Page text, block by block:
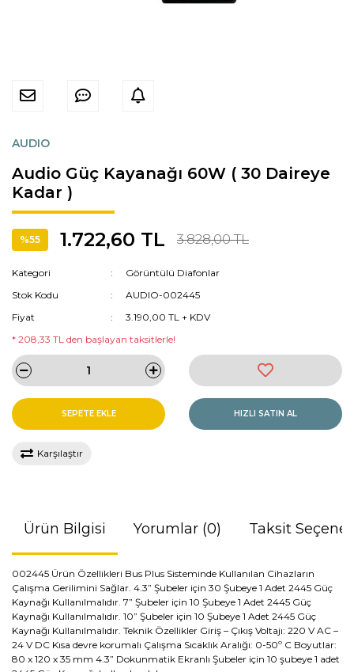
AUDIO
Audio Güç Kayanağı 60W ( 30 Daireye
Kadar )
%55 1.722,60 TL 3.828,00 TL
Kategori
Görüntülü Diafonlar
Stok Kodu
AUDIO-002445
Fiyat
3.190,00 TL + KDV
* 208,33 TL den başlayan taksitlerle!
SEPETE EKLE HIZLI SATIN AL
Karşılaştır
Ürün Bilgisi Yorumlar (0) Taksit
002445 Ürün Özellikleri Bus Plus Sisteminde Kullanılan Cihazların
Çalışma Gerilimini Sağlar. 4.3” Şubeler için 30 Şubeye 1 Adet 2445 Güç
Kaynağı Kullanılmalıdır. 7” Şubeler için 10 Şubeye 1 Adet 2445 Güç
Kaynağı Kullanılmalıdır. 10” Şubeler için 10 Şubeye 1 Adet 2445 Güç
Kaynağı Kullanılmalıdır. Teknik Özellikler Giriş – Çıkış Voltajı: 220 V AC –
24 V DC Kısa devre korumalı Çalışma Sıcaklık Aralığı: 0-50º C Boyutlar:
80 x 120 x 35 mm 4.3” Dokunmatik Ekranlı Şubeler için 10 şubeye 1 adet